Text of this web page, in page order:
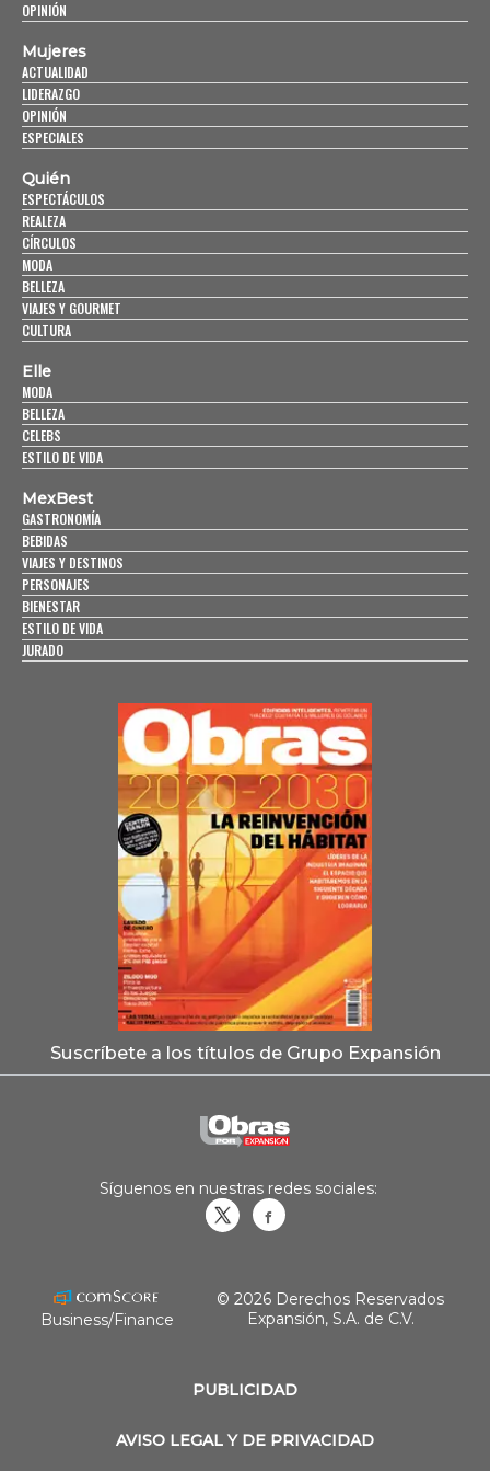
OPINIÓN
Mujeres
ACTUALIDAD
LIDERAZGO
OPINIÓN
ESPECIALES
Quién
ESPECTÁCULOS
REALEZA
CÍRCULOS
MODA
BELLEZA
VIAJES Y GOURMET
CULTURA
Elle
MODA
BELLEZA
CELEBS
ESTILO DE VIDA
MexBest
GASTRONOMÍA
BEBIDAS
VIAJES Y DESTINOS
PERSONAJES
BIENESTAR
ESTILO DE VIDA
JURADO
Suscríbete a los títulos de Grupo Expansión
PUBLICIDAD
AVISO LEGAL Y DE PRIVACIDAD
Síguenos en nuestras redes sociales:
Business/Finance
© 2026 Derechos Reservados
Expansión, S.A. de C.V.